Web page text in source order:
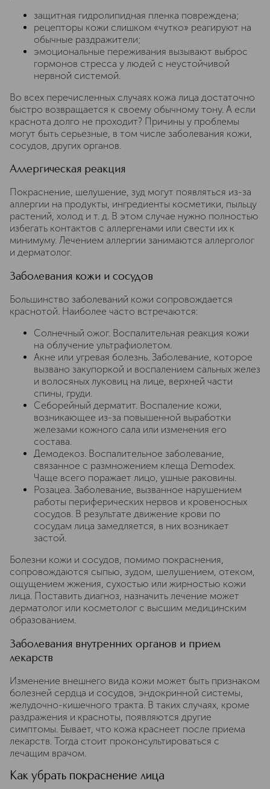
защитная гидролипидная пленка повреждена;
рецепторы кожи слишком «чутко» реагируют на
обычные раздражители;
эмоциональные переживания вызывают выброс
гормонов стресса у людей с неустойчивой
нервной системой.
Во всех перечисленных случаях кожа лица достаточно
быстро возвращается к своему обычному тону. А если
краснота долго не проходит? Причины у проблемы
могут быть серьезные, в том числе заболевания кожи,
сосудов, других органов.
Аллергическая реакция
Покраснение, шелушение, зуд могут появляться из-за
аллергии на продукты, ингредиенты косметики, пыльцу
растений, холод и т. д. В этом случае нужно полностью
избегать контактов с аллергенами или свести их к
минимуму. Лечением аллергии занимаются аллерголог
и дерматолог.
Заболевания кожи и сосудов
Большинство заболеваний кожи сопровождается
краснотой. Наиболее часто встречаются:
Солнечный ожог. Воспалительная реакция кожи
на облучение ультрафиолетом.
Акне или угревая болезнь. Заболевание, которое
вызвано закупоркой и воспалением сальных желез
и волосяных луковиц на лице, верхней части
спины, груди.
Себорейный дерматит. Воспаление кожи,
возникающее из-за повышенной выработки
железами кожного сала или изменения его
состава.
Демодекоз. Воспалительное заболевание,
связанное с размножением клеща Demodex.
Чаще всего поражает лицо, ушные раковины.
Розацеа. Заболевание, вызванное нарушением
работы периферических нервов и кровеносных
сосудов. В результате движение крови по
сосудам лица замедляется, в них возникает
застой.
Болезни кожи и сосудов, помимо покраснения,
сопровождаются сыпью, зудом, шелушением, отеком,
ощущением жжения, сухостью или жирностью кожи
лица. Поставить диагноз, назначить лечение может
дерматолог или косметолог с высшим медицинским
образованием.
Заболевания внутренних органов и прием
лекарств
Изменение внешнего вида кожи может быть признаком
болезней сердца и сосудов, эндокринной системы,
желудочно-кишечного тракта. В таких случаях, кроме
раздражения и красноты, появляются другие
симптомы. Бывает, что кожа краснеет после приема
лекарств. Тогда стоит проконсультироваться с
лечащим врачом.
Как убрать покраснение лица